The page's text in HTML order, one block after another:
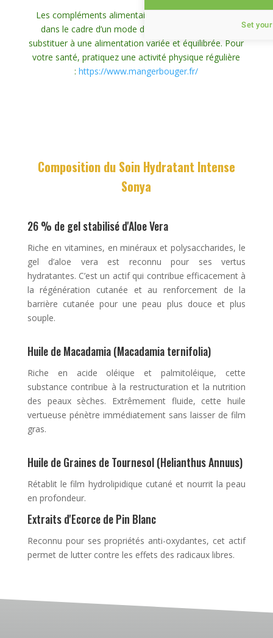
Les compléments alimentaires doivent être utilisés
dans le cadre d’un mode de vie sain et ne pas se
substituer à une alimentation variée et équilibrée. Pour
votre santé, pratiquez une activité physique régulière
:https://www.mangerbouger.fr/
Composition du Soin Hydratant Intense
Sonya
26 % de gel stabilisé d'Aloe Vera
Riche en vitamines, en minéraux et polysaccharides, le
gel d’aloe vera est reconnu pour ses vertus
hydratantes. C’est un actif qui contribue efficacement à
la régénération cutanée et au renforcement de la
barrière cutanée pour une peau plus douce et plus
souple.
Huile de Macadamia (Macadamia ternifolia)
Riche en acide oléique et palmitoléique, cette
substance contribue à la restructuration et la nutrition
des peaux sèches. Extrêmement fluide, cette huile
vertueuse pénètre immédiatement sans laisser de film
gras.
Huile de Graines de Tournesol (Helianthus Annuus)
Rétablit le film hydrolipidique cutané et nourrit la peau
en profondeur.
Extraits d'Ecorce de Pin Blanc
Reconnu pour ses propriétés anti-oxydantes, cet actif
permet de lutter contre les effets des radicaux libres.
Set